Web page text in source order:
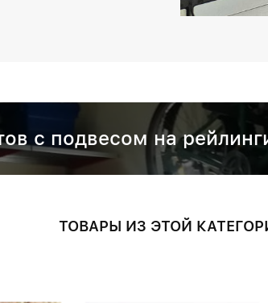
с подвесом на
ТОВАРЫ ИЗ ЭТОЙ